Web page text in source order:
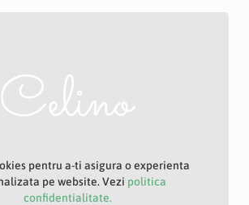
pentru a-ti asigura o experienta
pe website. Vezi politica
confidentialitate.